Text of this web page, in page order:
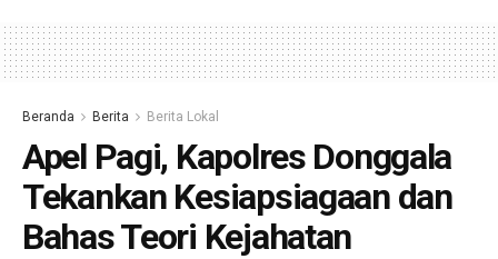
Beranda Berita Berita Lokal
Apel Pagi, Kapolres Donggala
Tekankan Kesiapsiagaan dan
Bahas Teori Kejahatan